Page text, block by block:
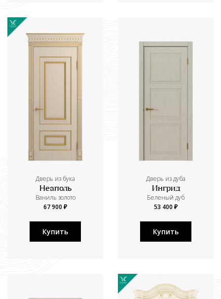
Дверь из бука
Неаполь
Ваниль золото
67 900 ₽
Купить
Дверь из дуба
Ингрид
Беленый дуб
53 400 ₽
Купить